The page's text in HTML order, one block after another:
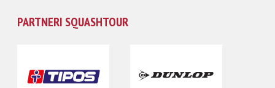
PARTNERI SQUASHTOUR